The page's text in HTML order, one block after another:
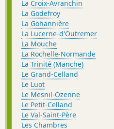
La Croix-Avranchin
La Godefroy
La Gohannière
La Lucerne-d'Outremer
La Mouche
La Rochelle-Normande
La Trinité (Manche)
Le Grand-Celland
Le Luot
Le Mesnil-Ozenne
Le Petit-Celland
Le Val-Saint-Père
Les Chambres